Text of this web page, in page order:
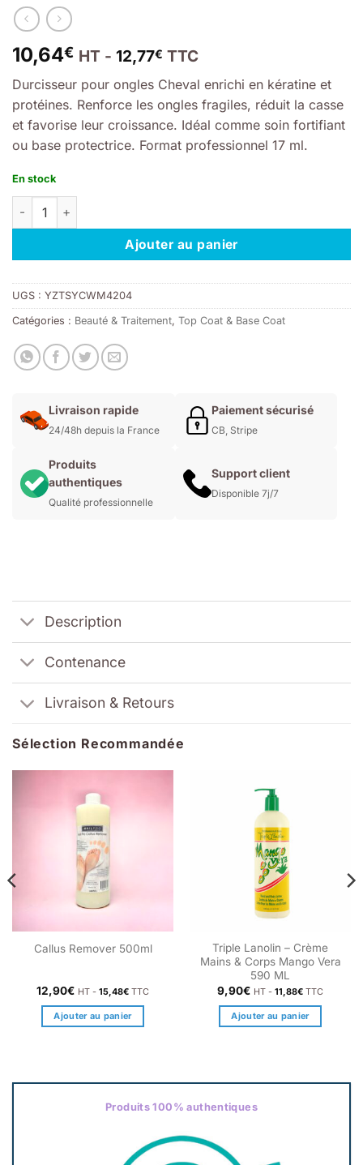
10,64€ HT - 12,77€ TTC
Durcisseur pour ongles Cheval enrichi en kératine et
protéines. Renforce les ongles fragiles, réduit la casse
et favorise leur croissance. Idéal comme soin fortifiant
ou base protectrice. Format professionnel 17 ml.
En stock
quantité de KERATINE ET PROTEINES - Durcisseur Pour
Ajouter au panier
UGS : YZTSYCWM4204
Catégories : Beauté & Traitement, Top Coat & Base Coat
Livraison rapide
24/48h depuis la France
Paiement sécurisé
CB, Stripe
Produits
authentiques
Qualité professionnelle
Support client
Disponible 7j/7
Description
Contenance
Livraison & Retours
Sélection Recommandée
Callus Remover 500ml
12,90€ HT - 15,48€ TTC
Ajouter au panier
Triple Lanolin – Crème
Mains & Corps Mango Vera
590 ML
9,90€ HT - 11,88€ TTC
Ajouter au panier
Produits 100% authentiques